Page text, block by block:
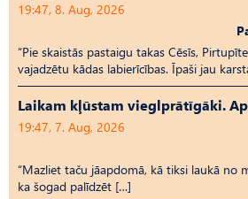
19:47, 8. Aug, 2026
“Pie skaistās pastaigu takas Cēsīs,
vajadzētu kādas labierīcības. Īpaši jau
Laikam kļūstam vieglprātīgāki.
19:47, 7. Aug, 2026
“Mazliet taču jāapdomā, kā tiksi laukā no
ka šogad palīdzēt […]